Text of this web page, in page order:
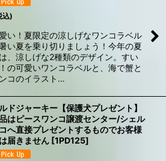
込)
い！夏限定の涼しげなワンコラベル
い夏を乗り切りましょう！今年の夏
、涼しげな2種類のデザイン。すい
の可愛いワンコラベルと、海で蟹と
コのイラスト…
ドジャーキー【保護犬プレゼント】
はピースワンコ譲渡センター/シェル
へ直接プレゼントするものでお客様
届きません [1PD125]